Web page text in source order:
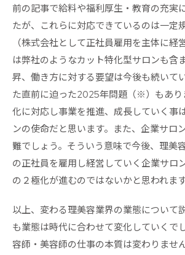
前の記事で給料や福利厚生・教育の充実
たが、これらに対応できているのは一定
（株式会社として正社員雇用を主体に経
は弊社のようなカット特化型サロンも含
昇、働き方に対する要望は今後も続いて
た直前に迫った2025年問題（※）もあり
化に対応し事業を推進、成長していく事
ンの使命だと思います。また、企業サロ
難でしょう。そういう意味で今後、理美
の正社員を雇用し経営していく企業サロ
の２極化が進むのではないかと思われます
以上、変わる理美容業界の業態について
も業態は時代に合わせて変化していくで
容師・美容師の仕事の本質は変わりませ